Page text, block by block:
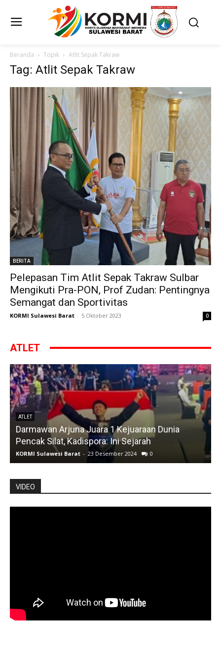
Beranda Topik Atlit Sepak Takraw
Tag: Atlit Sepak Takraw
BERITA
Pelepasan Tim Atlit Sepak Takraw Sulbar
Mengikuti Pra-PON, Prof Zudan: Pentingnya
Semangat dan Sportivitas
KORMI Sulawesi Barat - 5 Oktober 2023 0
ATLET
ATLET
Darmawan Arjuna Juara 1 Kejuaraan Dunia
Pencak Silat, Kadispora: Ini Sejarah
KORMI Sulawesi Barat - 23 Desember 2024 0
VIDEO